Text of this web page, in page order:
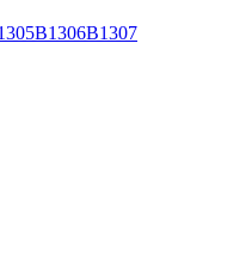
B1306B1307